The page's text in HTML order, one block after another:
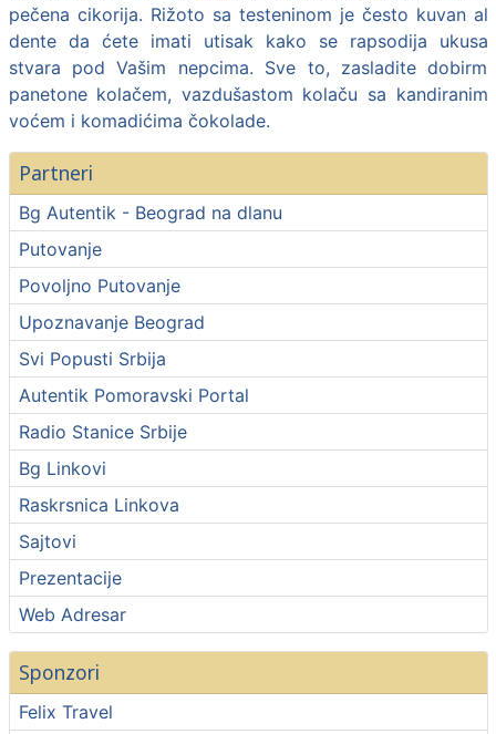
pečena cikorija. Rižoto sa testeninom je često kuvan al
dente da ćete imati utisak kako se rapsodija ukusa
stvara pod Vašim nepcima. Sve to, zasladite dobirm
panetone kolačem, vazdušastom kolaču sa kandiranim
voćem i komadićima čokolade.
Partneri
Bg Autentik - Beograd na dlanu
Putovanje
Povoljno Putovanje
Upoznavanje Beograd
Svi Popusti Srbija
Autentik Pomoravski Portal
Radio Stanice Srbije
Bg Linkovi
Raskrsnica Linkova
Sajtovi
Prezentacije
Web Adresar
Sponzori
Felix Travel